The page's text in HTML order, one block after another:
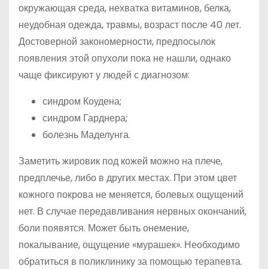
окружающая среда, нехватка витаминов, белка,
неудобная одежда, травмы, возраст после 40 лет.
Достоверной закономерности, предпосылок
появления этой опухоли пока не нашли, однако
чаще фиксируют у людей с диагнозом:
синдром Коудена;
синдром Гарднера;
болезнь Маделунга.
Заметить жировик под кожей можно на плече,
предплечье, либо в других местах. При этом цвет
кожного покрова не меняется, болевых ощущений
нет. В случае передавливания нервных окончаний,
боли появятся. Может быть онемение,
покалывание, ощущение «мурашек». Необходимо
обратиться в поликлинику за помощью терапевта.